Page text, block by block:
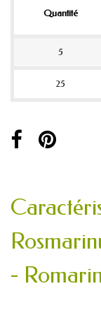
Quantité
5
25
-